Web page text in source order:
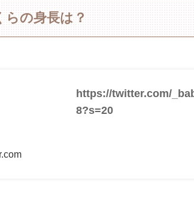
らの身長は？
https://twitter.com/
8?s=20